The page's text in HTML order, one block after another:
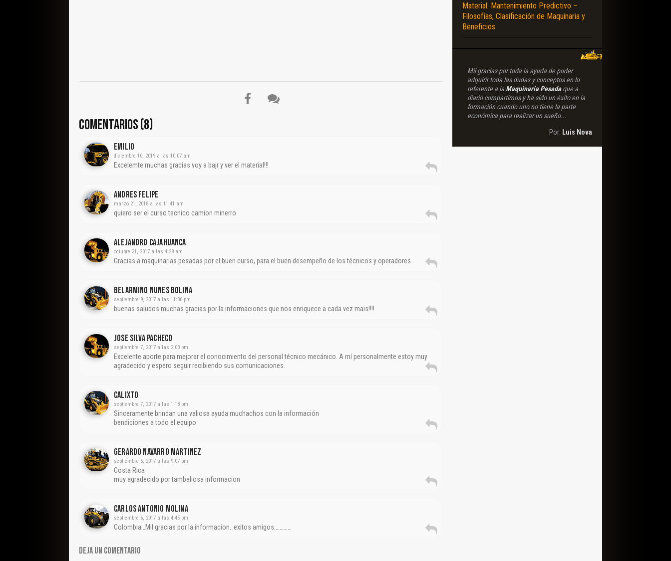
COMENTARIOS (8)
Emilio
diciembre 10, 2019 a las 10:07 am
Excelemte muchas gracias voy a bajr y ver el material!!!
Andres Felipe
marzo 21, 2018 a las 11:41 am
quiero ser el curso tecnico camion minerro
Alejandro Cajahuanca
octubre 31, 2017 a las 4:28 am
Gracias a maquinarias pesadas por el buen curso, para el buen desempeño de los técnicos y operadores.
Belarmino Nunes Bolina
septiembre 9, 2017 a las 11:36 pm
buenas saludos muchas gracias por la informaciones que nos enriquece a cada vez mais!!!!
Jose Silva Pacheco
septiembre 7, 2017 a las 2:03 pm
Excelente aporte para mejorar el conocimiento del personal técnico mecánico. A mí personalmente estoy muy
agradecido y espero seguir recibiendo sus comunicaciones.
Calixto
septiembre 7, 2017 a las 1:18 pm
Sinceramente brindan una valiosa ayuda muchachos con la información
bendiciones a todo el equipo
Gerardo Navarro Martinez
septiembre 6, 2017 a las 9:07 pm
Costa Rica
muy agradecido por tambaliosa informacion
CARLOS ANTONIO MOLINA
septiembre 6, 2017 a las 4:45 pm
Colombia…Mil gracias por la informacion…exitos amigos………….
DEJA UN COMENTARIO
Material: Mantenimiento Predictivo –
Filosofías, Clasificación de Maquinaria y
Beneficios
Mil gracias por toda la ayuda de poder
adquirir toda las dudas y conceptos en lo
referente a la Maquinaria Pesadaque a
diario compartimos y ha sido un éxito en la
formación cuando uno no tiene la parte
económica para realizar un sueño...
Por: Luis Nova